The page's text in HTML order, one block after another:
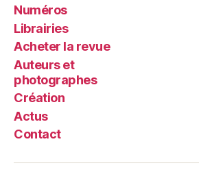
Numéros
Librairies
Acheter la revue
Auteurs et
photographes
Création
Actus
Contact